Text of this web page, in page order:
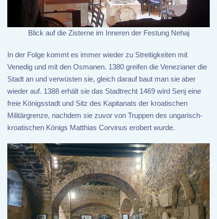
Blick auf die Zisterne im Inneren der Festung Nehaj
In der Folge kommt es immer wieder zu Streitigkeiten mit
Venedig und mit den Osmanen. 1380 greifen die Venezianer die
Stadt an und verwüsten sie, gleich darauf baut man sie aber
wieder auf. 1388 erhält sie das Stadtrecht 1469 wird Senj eine
freie Königsstadt und Sitz des Kapitanats der kroatischen
Militärgrenze, nachdem sie zuvor von Truppen des ungarisch-
kroatischen Königs Matthias Corvinus erobert wurde.